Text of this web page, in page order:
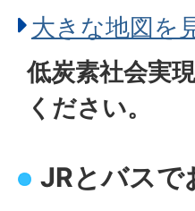
大きな地図を
低炭素社会実
ください。
JRとバスで